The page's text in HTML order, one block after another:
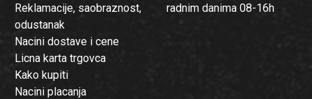
Reklamacije, saobraznost,
odustanak
Nacini dostave i cene
Licna karta trgovca
Kako kupiti
Nacini placanja
radnim danima 08-16h